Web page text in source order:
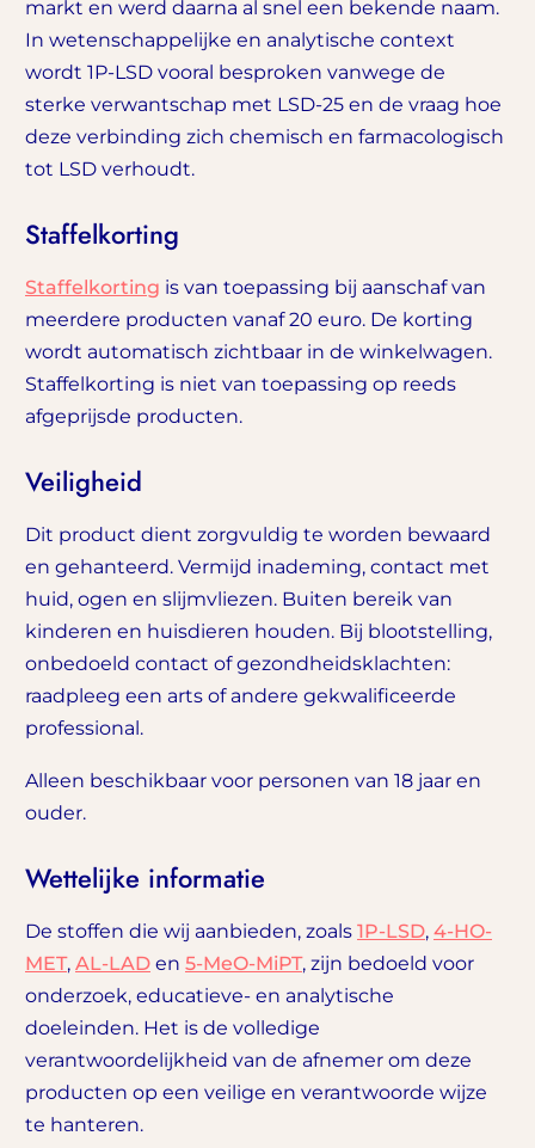
markt en werd daarna al snel een bekende naam.
In wetenschappelijke en analytische context
wordt 1P-LSD vooral besproken vanwege de
sterke verwantschap met LSD-25 en de vraag hoe
deze verbinding zich chemisch en farmacologisch
tot LSD verhoudt.
Staffelkorting
Staffelkorting is van toepassing bij aanschaf van
meerdere producten vanaf 20 euro. De korting
wordt automatisch zichtbaar in de winkelwagen.
Staffelkorting is niet van toepassing op reeds
afgeprijsde producten.
Veiligheid
Dit product dient zorgvuldig te worden bewaard
en gehanteerd. Vermijd inademing, contact met
huid, ogen en slijmvliezen. Buiten bereik van
kinderen en huisdieren houden. Bij blootstelling,
onbedoeld contact of gezondheidsklachten:
raadpleeg een arts of andere gekwalificeerde
professional.
Alleen beschikbaar voor personen van 18 jaar en
ouder.
Wettelijke informatie
De stoffen die wij aanbieden, zoals 1P-LSD, 4-HO-
MET, AL-LAD en 5-MeO-MiPT, zijn bedoeld voor
onderzoek, educatieve- en analytische
doeleinden. Het is de volledige
verantwoordelijkheid van de afnemer om deze
producten op een veilige en verantwoorde wijze
te hanteren.